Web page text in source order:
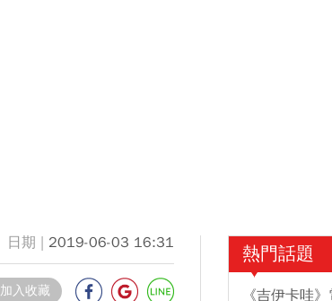
2019-06-03 16:31
加入收藏
熱門話題
《吉伊卡哇